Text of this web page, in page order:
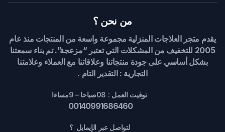
من نحن ؟
يقدم متجر العلاجات المنزلية مجموعة واسعة من المنتجات منذ عام
2005 للتخفيف من المشكلات التي تعتبر “مزعجة”. تم بناء سمعتنا
بشكل أساسي على جودة منتجاتنا وعلاقاتنا مع العملاء وعلامتنا
التجارية : التقدير التام .
توقيت العمل : 08صباحا – 9مساءا
00140991686460
لتواصل عبر الإيمايل ؟